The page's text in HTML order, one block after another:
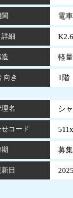
電
細
軽
向き 1階
名 シ
コード
募
日